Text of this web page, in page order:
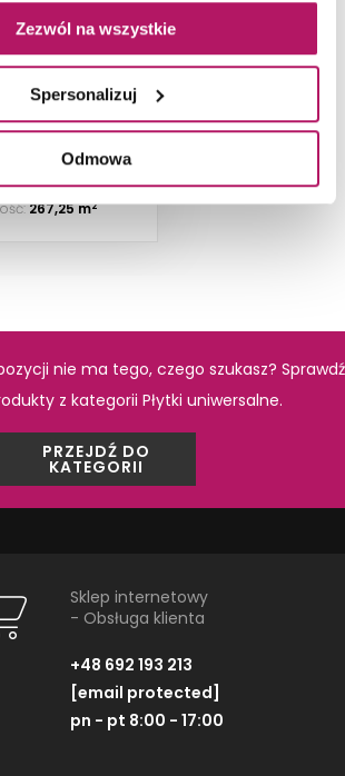
Zezwól na wszystkie
Spersonalizuj
Odmowa
PLN
KOSZYKA
267,25 m2
nie ma tego, czego szukasz? Sprawdź
z kategorii Płytki uniwersalne.
PRZEJDŹ DO
KATEGORII
Sklep internetowy
- Obsługa klienta
+48 692 193 213
[email protected]
pn - pt 8:00 - 17:00